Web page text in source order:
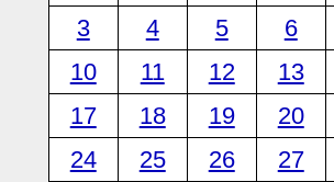
3
4 5 6
10
11 12 13
17
18 19 20
24
25 26 27